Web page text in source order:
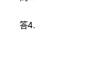
答4.